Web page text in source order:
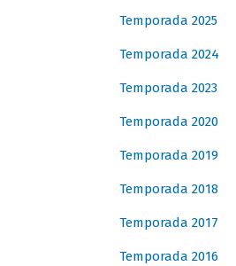
Temporada 2025
Temporada 2024
Temporada 2023
Temporada 2020
Temporada 2019
Temporada 2018
Temporada 2017
Temporada 2016